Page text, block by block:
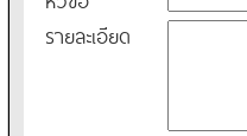
รายละเอียด